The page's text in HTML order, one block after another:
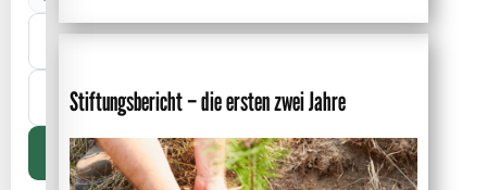
Stiftungsbericht – die ersten zwei Jahre
Nur
Auswahl
speichern
Alle
akzeptieren